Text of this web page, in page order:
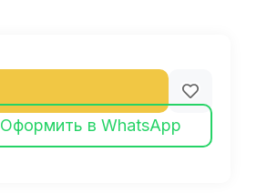
Оформить в WhatsApp